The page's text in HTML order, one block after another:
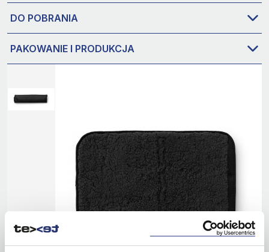
DO POBRANIA
PAKOWANIE I PRODUKCJA